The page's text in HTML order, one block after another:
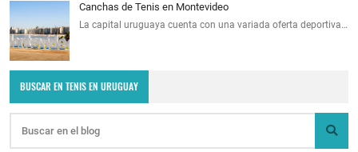
Canchas de Tenis en Montevideo
La capital uruguaya cuenta con una variada oferta deportiva…
BUSCAR EN TENIS EN URUGUAY